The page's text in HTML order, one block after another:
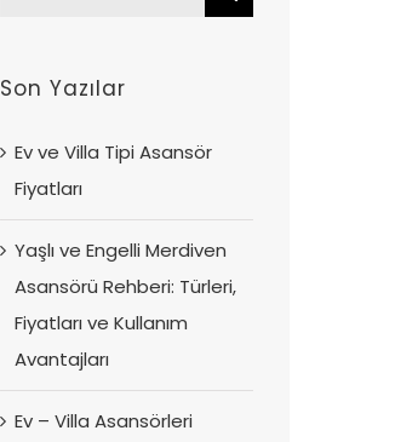
Son Yazılar
Ev ve Villa Tipi Asansör
Fiyatları
Yaşlı ve Engelli Merdiven
Asansörü Rehberi: Türleri,
Fiyatları ve Kullanım
Avantajları
Ev – Villa Asansörleri